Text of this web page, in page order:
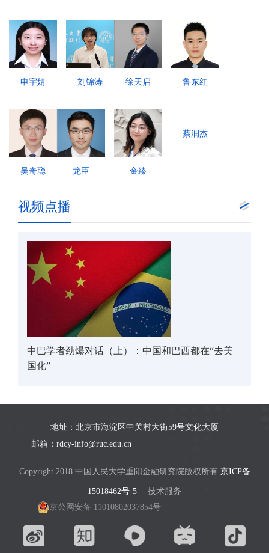
申宇婧 刘锦涛 徐天启 鲁东红
吴奇聪 龙臣 金臻
蔡润杰
视频点播
中巴学者劲爆对话（上）：中国和巴西都在“去美
国化”
地址：北京市海淀区中关村大街59号文化大厦
邮箱：rdcy-info@ruc.edu.cn
Copyright 2018 中国人民大学重阳金融研究院版权所有 京ICP备
15018462号-5
技术服务
京公网安备 11010802037854号